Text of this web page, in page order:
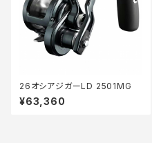
26オシアジガーLD 2501MG
¥63,360